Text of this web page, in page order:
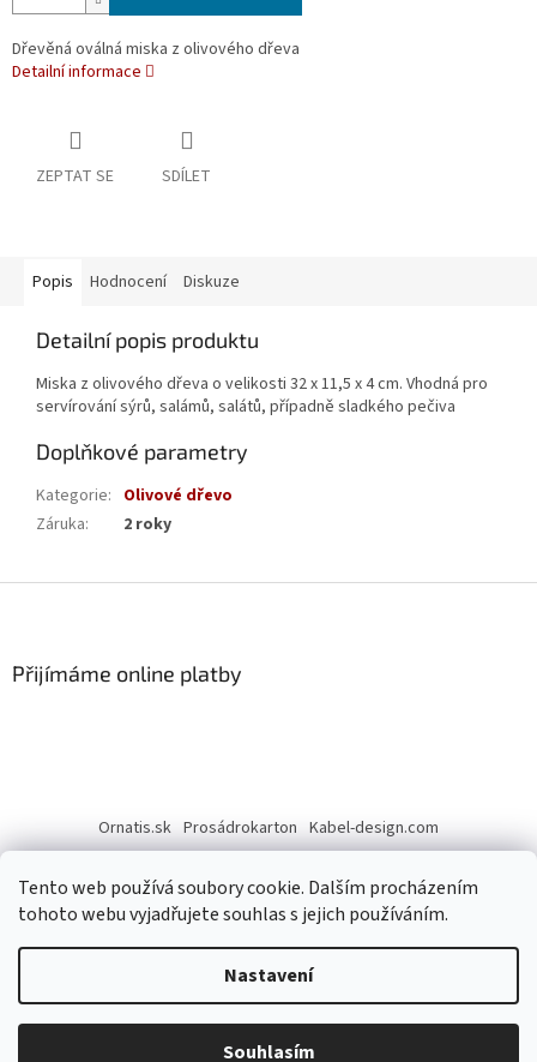
Tento web používá soubory cookie. Dalším procházením
tohoto webu vyjadřujete souhlas s jejich používáním.
Nastavení
Souhlasím
Dřevěná oválná miska z olivového dřeva
Detailní informace
ZEPTAT SE SDÍLET
Popis Hodnocení Diskuze
Detailní popis produktu
Miska z olivového dřeva o velikosti 32 x 11,5 x 4 cm. Vhodná pro
servírování sýrů, salámů, salátů, případně sladkého pečiva
Doplňkové parametry
Kategorie: Olivové dřevo
Záruka: 2 roky
Přijímáme online platby
Ornatis.sk Prosádrokarton Kabel-design.com
Vytvořil Shoptet
Ornatis. Všechna práva vyhrazena.